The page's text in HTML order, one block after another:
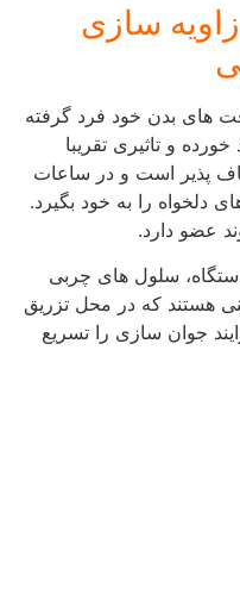
سازی
های بدن خود فرد گرفته
و تاثیری تقریبا
پذیر است و در ساعات
را به خود بگیرد.
دارد.
سلول های چربی
هستند که در محل تزریق
جوان سازی را تسریع